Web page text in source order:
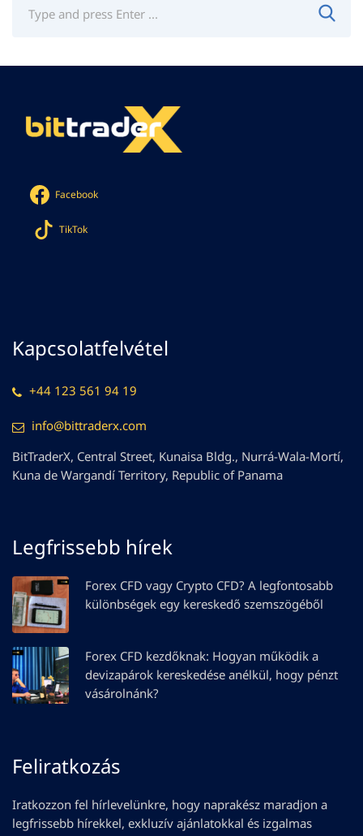
Facebook
TikTok
Kapcsolatfelvétel
+44 123 561 94 19
info@bittraderx.com
BitTraderX, Central Street, Kunaisa Bldg., Nurrá-Wala-Mortí,
Kuna de Wargandí Territory, Republic of Panama
Legfrissebb hírek
Forex CFD vagy Crypto CFD? A legfontosabb
különbségek egy kereskedő szemszögéből
Forex CFD kezdőknak: Hogyan működik a
devizapárok kereskedése anélkül, hogy pénzt
vásárolnánk?
Feliratkozás
Iratkozzon fel hírlevelünkre, hogy naprakész maradjon a
legfrissebb hírekkel, exkluzív ajánlatokkal és izgalmas